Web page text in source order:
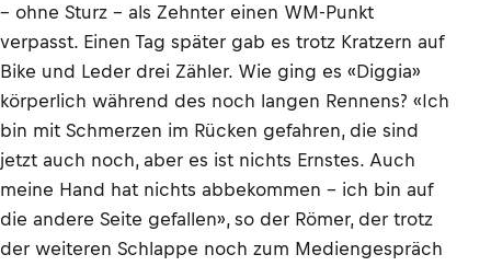
– ohne Sturz – als Zehnter einen WM-Punkt
verpasst. Einen Tag später gab es trotz Kratzern auf
Bike und Leder drei Zähler. Wie ging es «Diggia»
körperlich während des noch langen Rennens? «Ich
bin mit Schmerzen im Rücken gefahren, die sind
jetzt auch noch, aber es ist nichts Ernstes. Auch
meine Hand hat nichts abbekommen – ich bin auf
die andere Seite gefallen», so der Römer, der trotz
der weiteren Schlappe noch zum Mediengespräch